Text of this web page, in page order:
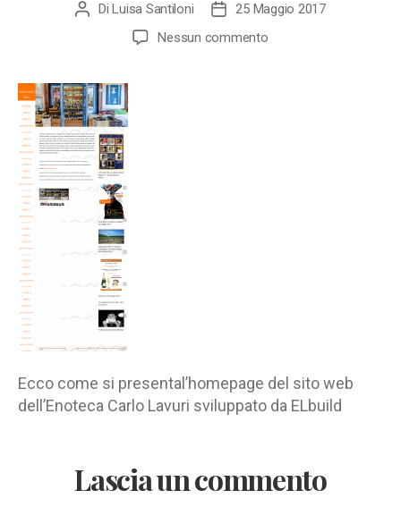
Autore
DiLuisa Santiloni
Data
dell'articolo
25 Maggio 2017
Nessun commentosu
Ecco come si presental’homepage del sito web
dell’Enoteca Carlo Lavuri sviluppato da ELbuild
Lascia un commento